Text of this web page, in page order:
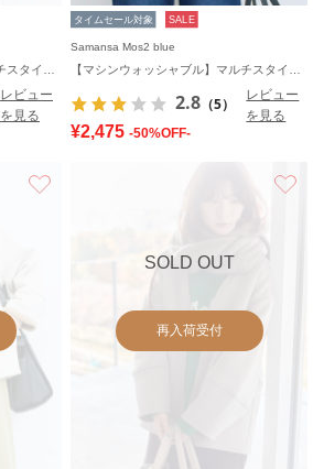
レビュー
を見る
タイムセール対象 SALE
Samansa Mos2 blue
2.8 （5）
レビュー
を見る
¥2,475 -50%OFF-
SOLD OUT
再入荷受付